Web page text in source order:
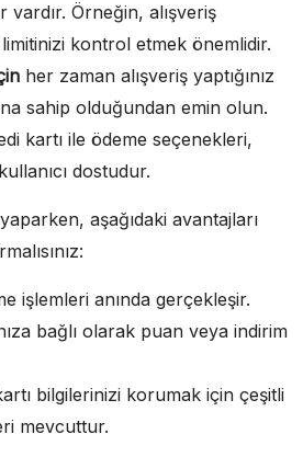
vardır. Örneğin, alışveriş
kontrol etmek önemlidir.
her zaman alışveriş yaptığınız
sahip olduğundan emin olun.
kartı ile ödeme seçenekleri,
dostudur.
aşağıdaki avantajları
işlemleri anında gerçekleşir.
bağlı olarak puan veya indirim
bilgilerinizi korumak için çeşitli
mevcuttur.